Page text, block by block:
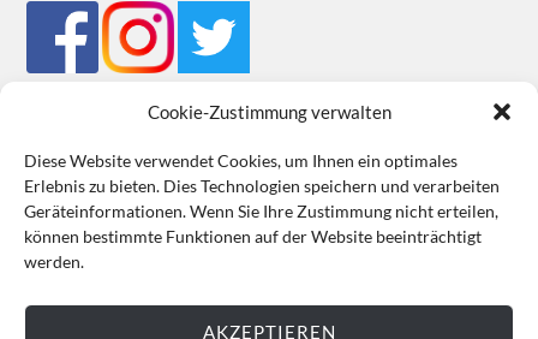
Cookie-Zustimmung verwalten
Diese Website verwendet Cookies, um Ihnen ein optimales
Erlebnis zu bieten. Dies Technologien speichern und verarbeiten
Geräteinformationen. Wenn Sie Ihre Zustimmung nicht erteilen,
können bestimmte Funktionen auf der Website beeinträchtigt
werden.
AKZEPTIEREN
Mein Bestellkonto Kundeninformationen Datenschutz
Cookie-Richtlinie (EU) Impressum
VERTRAG WIDERRUFEN